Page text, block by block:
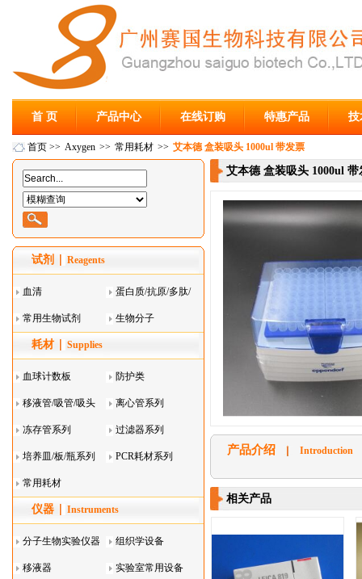
首 页 产品中心 在线订购 特惠产品 技
首页 >> Axygen >> 常用耗材 >> 艾本德 盒装吸头 1000ul 带发票
试剂 Reagents
血清 蛋白质/抗原/多肽/
酶
常用生物试剂 生物分子
耗材 Supplies
血球计数板 防护类
移液管/吸管/吸头
系列
离心管系列
冻存管系列 过滤器系列
培养皿/板/瓶系列 PCR耗材系列
常用耗材
仪器 Instruments
分子生物实验仪器 组织学设备
移液器 实验室常用设备
艾本德 盒装吸头 1000ul 带
产品介绍 Introduction
相关产品